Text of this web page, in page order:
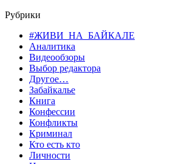
Рубрики
#ЖИВИ_НА_БАЙКАЛЕ
Аналитика
Видеообзоры
Выбор редактора
Другое…
Забайкалье
Книга
Конфессии
Конфликты
Криминал
Кто есть кто
Личности